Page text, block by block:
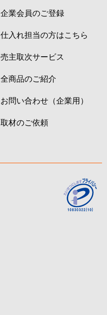
企業会員のご登録
仕入れ担当の方はこちら
売主取次サービス
全商品のご紹介
お問い合わせ（企業用）
取材のご依頼